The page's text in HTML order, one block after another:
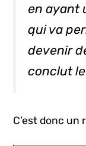
en ayant
qui va
devenir
conclut
C’est donc